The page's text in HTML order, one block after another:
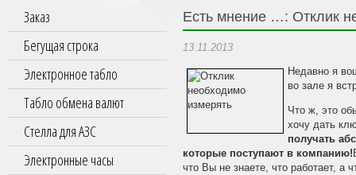
Заказ
Бегущая строка
Электронное табло
Табло обмена валют
Стелла для АЗС
Электронные часы
Есть мнение …: Отклик
13.11.2013
Недавно я
во зале я
Что ж, это
хочу дать
получать
которые поступают в компанию!
что Вы не знаете, что работает,